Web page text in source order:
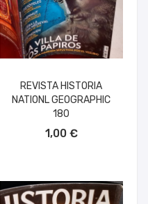
REVISTA HISTORIA
NATIONL GEOGRAPHIC
180
1,00 €